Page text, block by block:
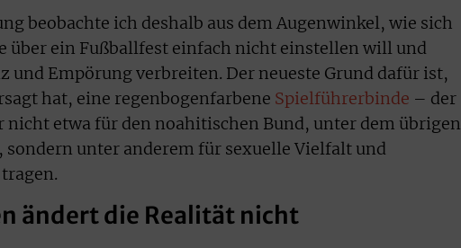
beobachte ich deshalb aus dem Augenwinkel, wie sich
über ein Fußballfest einfach nicht einstellen will und
und Empörung verbreiten. Der neueste Grund dafür ist,
hat, eine regenbogenfarbene Spielführerbinde – der
nicht etwa für den noahitischen Bund, unter dem
sondern unter anderem für sexuelle Vielfalt und
ändert die Realität nicht